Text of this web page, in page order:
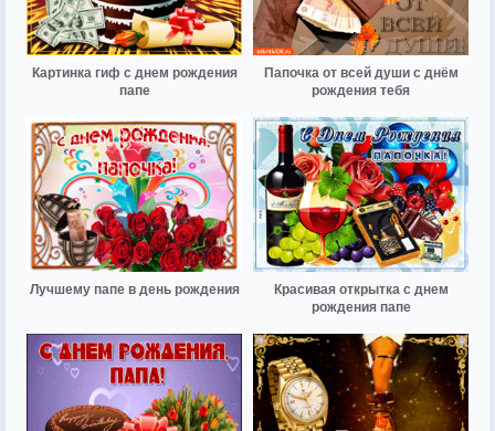
Картинка гиф с днем рождения
папе
Папочка от всей души с днём
рождения тебя
Лучшему папе в день рождения
Красивая открытка с днем
рождения папе